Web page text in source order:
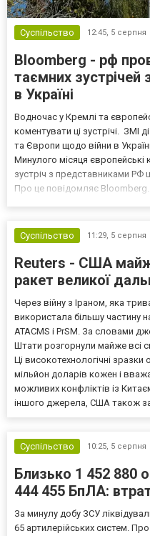
Суспільство 12:45, 5 серпня
Bloomberg - рф
таємних
в Україні
Водночас у Кремлі та
коментувати ці зустрічі. ЗМІ
та Європи щодо війни в
Минулого місяця
зустріч з представниками РФ
Про це повідомляє
Суспільство
11:29, 5 серпня
Reuters - США
ракет великої
Через війну з Іраном, яка
використала більшу частину
ATACMS і PrSM. За словами
Штати розгорнули майже всі
Ці високотехнологічні
мільйон доларів кожен і
можливих конфліктів із
іншого джерела, США також
Суспільство 10:25, 5 серпня
Близько 1 452 880
444 455 БпЛА:
За минулу добу ЗСУ
65 артилерійських систем.